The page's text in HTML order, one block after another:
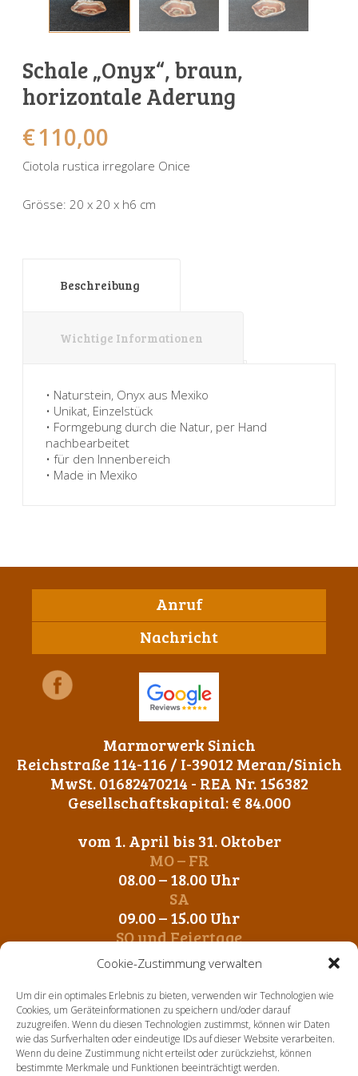
Cookie-Zustimmung verwalten
Um dir ein optimales Erlebnis zu bieten, verwenden wir Technologien wie
Cookies, um Geräteinformationen zu speichern und/oder darauf
zuzugreifen. Wenn du diesen Technologien zustimmst, können wir Daten
wie das Surfverhalten oder eindeutige IDs auf dieser Website verarbeiten.
Wenn du deine Zustimmung nicht erteilst oder zurückziehst, können
bestimmte Merkmale und Funktionen beeinträchtigt werden.
Schale „Onyx“, braun,
horizontale Aderung
€110,00
Ciotola rustica irregolare Onice
Grösse: 20 x 20 x h6 cm
Beschreibung
Wichtige Informationen
• Naturstein, Onyx aus Mexiko
• Unikat, Einzelstück
• Formgebung durch die Natur, per Hand
nachbearbeitet
• für den Innenbereich
• Made in Mexiko
Anruf
Nachricht
Marmorwerk Sinich
Reichstraße 114-116 / I-39012 Meran/Sinich
MwSt. 01682470214 - REA Nr. 156382
Gesellschaftskapital: € 84.000
vom 1. April bis 31. Oktober
MO – FR
08.00 – 18.00 Uhr
SA
09.00 – 15.00 Uhr
SO und Feiertage
Geschlossen
vom 1. November bis 31. März
MO – FR
09.00 – 12.00 Uhr
14. 00 – 17.00 Uhr
SA-SO und Feiertage
Sonnenuhren
Verschiedene
Vogeltränken
Verschiedene
Sockel + Säulen
Meeresbewohner
Schnecken
Verschiedene
Utensilien
Zwiebel- + Knoblauchtöpfe